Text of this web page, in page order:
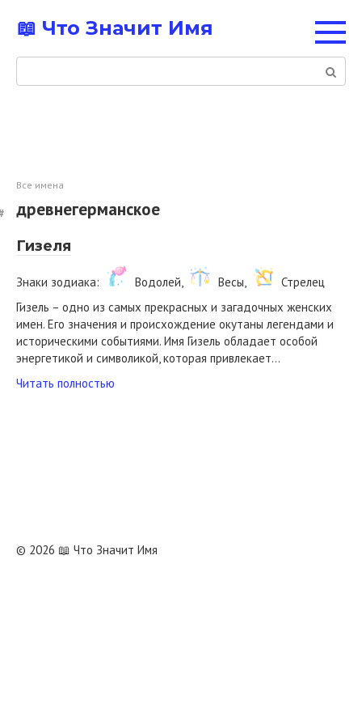
контенту
📖 Что Значит Имя
Поиск:
Все имена
древнегерманское
Гизеля
Знаки зодиака: Водолей, Весы,
Стрелец
Гизель – одно из самых прекрасных и загадочных женских
имен. Его значения и происхождение окутаны легендами и
историческими событиями. Имя Гизель обладает особой
энергетикой и символикой, которая привлекает…
Читать полностью
© 2026 📖 Что Значит Имя